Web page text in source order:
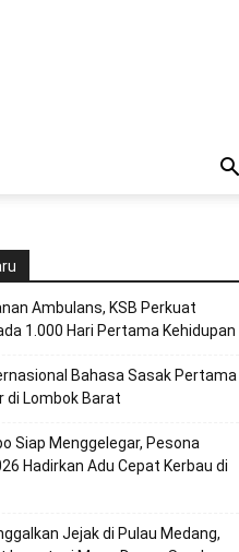
Ambulans, KSB Perkuat
1.000 Hari Pertama Kehidupan
Bahasa Sasak Pertama
di Lombok Barat
Siap Menggelegar, Pesona
Hadirkan Adu Cepat Kerbau di
Jejak di Pulau Medang,